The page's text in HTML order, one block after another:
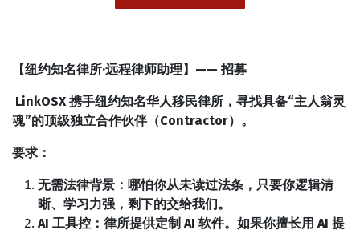
【纽约知名律所·远程律师助理】—— 招募
LinkOSX 携手纽约知名华人移民律所，寻找具备“主人翁灵
魂”的顶级独立合作伙伴（Contractor）。
要求：
无需法律背景：哪怕你从未读过法条，只要你逻辑清
晰、学习力强，剩下的交给我们。
AI 工具控：律所提供定制 AI 软件。如果你擅长用 AI 提